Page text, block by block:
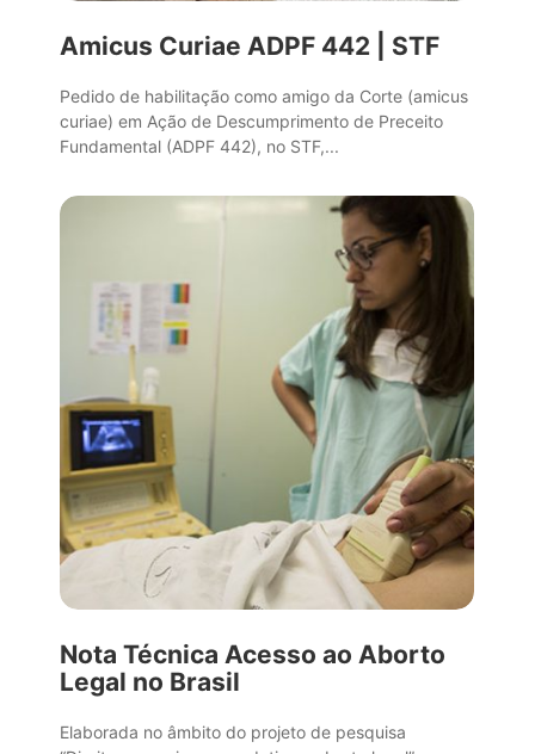
Amicus Curiae ADPF 442 | STF
Pedido de habilitação como amigo da Corte (amicus
curiae) em Ação de Descumprimento de Preceito
Fundamental (ADPF 442), no STF,...
Nota Técnica Acesso ao Aborto
Legal no Brasil
Elaborada no âmbito do projeto de pesquisa